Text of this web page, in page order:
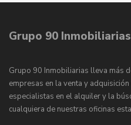
Grupo 90 Inmobiliarias
Grupo 90 Inmobiliarias lleva más
empresas en la venta y
especialistas en el alquiler y la
cualquiera de nuestras oficinas